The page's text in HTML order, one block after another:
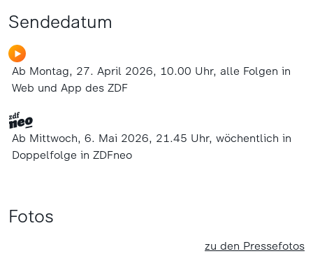
Sendedatum
Ab Montag, 27. April 2026, 10.00 Uhr, alle Folgen in
Web und App des ZDF
Ab Mittwoch, 6. Mai 2026, 21.45 Uhr, wöchentlich in
Doppelfolge in ZDFneo
Fotos
zu den Pressefotos